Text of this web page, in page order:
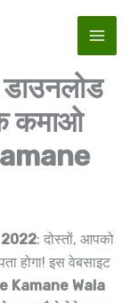
कमाओ
: दोस्तों, आपको
होगा! इस वेबसाइट
Kamane Wala